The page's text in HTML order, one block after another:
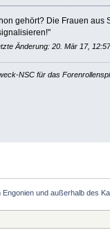
gehört? Die Frauen aus
Änderung: 20. Mär 17,
NSC für das
Engonien und außerhalb des